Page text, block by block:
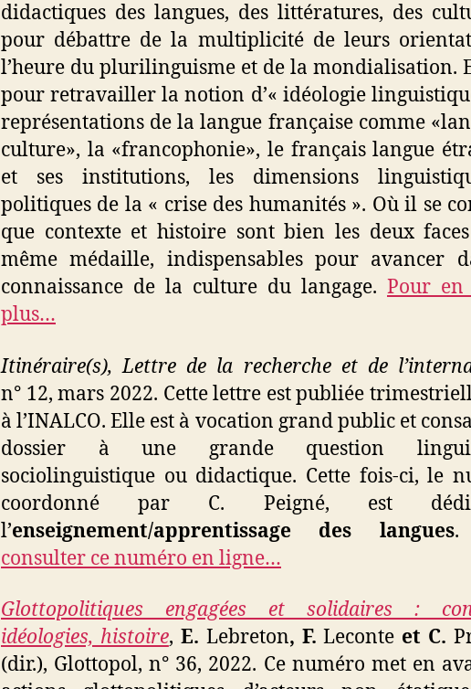
didactiques des langues, des littératures, des
pour débattre de la multiplicité de leurs
l’heure du plurilinguisme et de la mondialisation.
pour retravailler la notion d’« idéologie
représentations de la langue française comme
culture», la «francophonie», le français langue
et ses institutions, les dimensions
politiques de la « crise des humanités ». Où il se
que contexte et histoire sont bien les deux faces
même médaille, indispensables pour avancer
connaissance de la culture du langage. Pour en
plus…
Itinéraire(s), Lettre de la recherche et de
n° 12, mars 2022. Cette lettre est publiée
à l’INALCO. Elle est à vocation grand public et
dossier à une grande question
sociolinguistique ou didactique. Cette fois-ci, le
coordonné par C.
Peigné, est
l’enseignement/apprentissage des langues
consulter ce numéro en ligne…
Glottopolitiques engagées et solidaires :
idéologies, histoire, E. Lebreton, F.Leconte et C.
(dir.), Glottopol, n° 36, 2022. Ce numéro met en